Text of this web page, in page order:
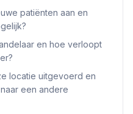
patiënten aan en
en hoe verloopt
locatie uitgevoerd en
een andere